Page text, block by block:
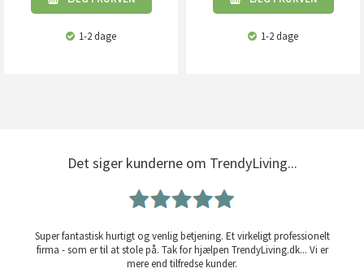
1-2 dage 1-2 dage
Det siger kunderne om TrendyLiving...
Super fantastisk hurtigt og venlig betjening. Et virkeligt professionelt
firma - som er til at stole på. Tak for hjælpen TrendyLiving.dk... Vi er
mere end tilfredse kunder.